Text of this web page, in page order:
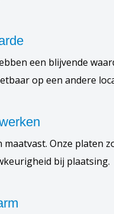
een blijvende
op een andere
maatvast. Onze platen
bij plaatsing.